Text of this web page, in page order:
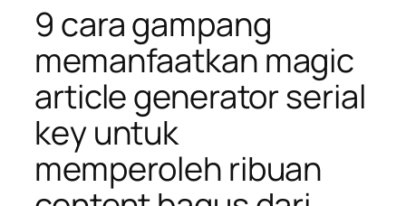
9 cara gampang
memanfaatkan magic
article generator serial
key untuk
memperoleh ribuan